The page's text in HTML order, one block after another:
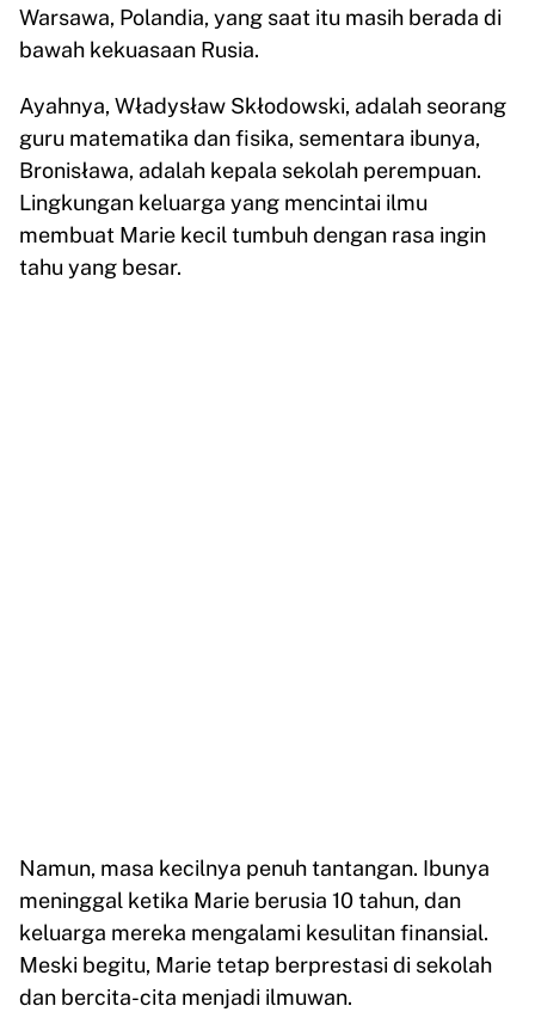
Warsawa, Polandia, yang saat itu masih berada di
bawah kekuasaan Rusia.
Ayahnya, Władysław Skłodowski, adalah seorang
guru matematika dan fisika, sementara ibunya,
Bronisława, adalah kepala sekolah perempuan.
Lingkungan keluarga yang mencintai ilmu
membuat Marie kecil tumbuh dengan rasa ingin
tahu yang besar.
Namun, masa kecilnya penuh tantangan. Ibunya
meninggal ketika Marie berusia 10 tahun, dan
keluarga mereka mengalami kesulitan finansial.
Meski begitu, Marie tetap berprestasi di sekolah
dan bercita-cita menjadi ilmuwan.